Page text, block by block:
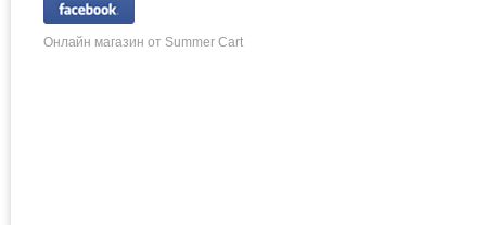
Онлайн магазин от Summer Cart